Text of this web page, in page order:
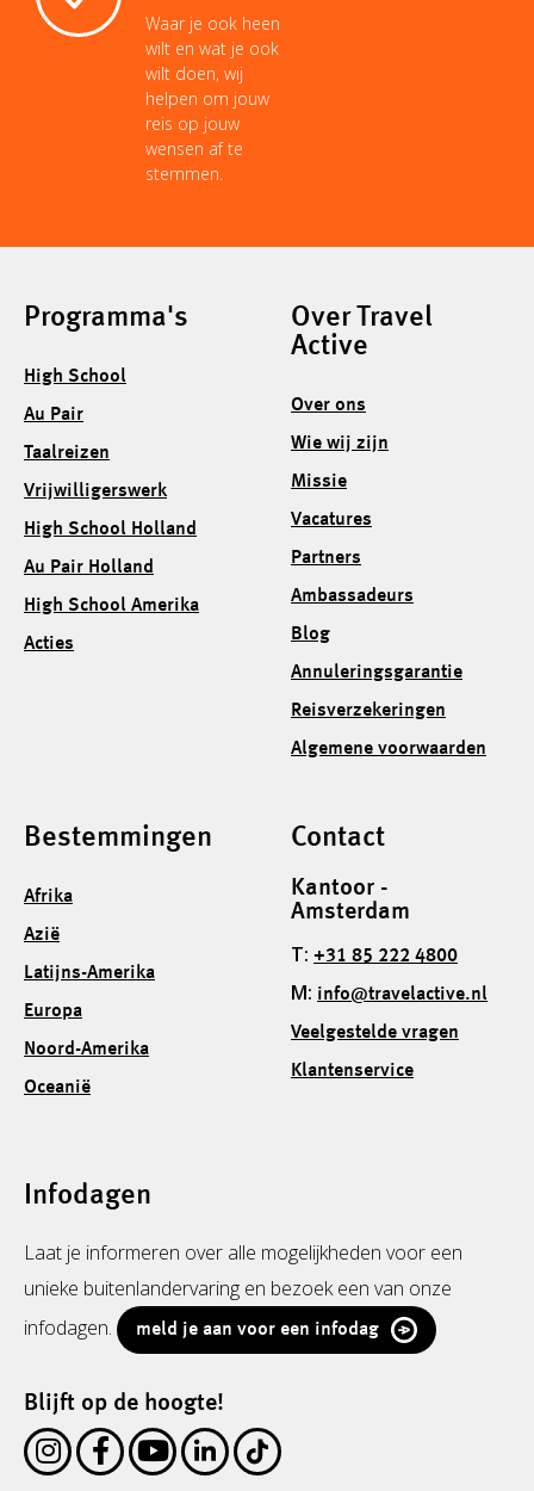
Waar je ook heen
wilt en wat je ook
wilt doen, wij
helpen om jouw
reis op jouw
wensen af te
stemmen.
Programma's
High School
Au Pair
Taalreizen
Vrijwilligerswerk
High School Holland
Au Pair Holland
High School Amerika
Acties
Over Travel
Active
Over ons
Wie wij zijn
Missie
Vacatures
Partners
Ambassadeurs
Blog
Annuleringsgarantie
Reisverzekeringen
Algemene voorwaarden
Bestemmingen
Afrika
Azië
Latijns-Amerika
Europa
Noord-Amerika
Oceanië
Contact
Kantoor -
Amsterdam
T: +31 85 222 4800
M: info@travelactive.nl
Veelgestelde vragen
Klantenservice
Infodagen
Laat je informeren over alle mogelijkheden voor een
unieke buitenlandervaring en bezoek een van onze
infodagen.
meld je aan voor een infodag
Blijft op de hoogte!